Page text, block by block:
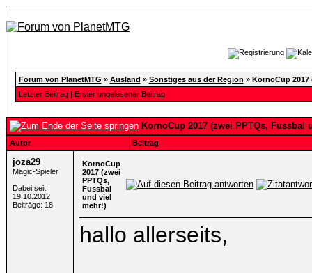
Forum von PlanetMTG » Ausland » Sonstiges aus der Region » KornoCup 2017
Letzter Beitrag| Erster ungelesener Beitrag
KornoCup 2017 (zwei PPTQs, Fussbal
Autor Beitrag
joza29
Magic-Spieler
Dabei seit:
19.10.2012
Beiträge: 18
KornoCup
2017 (zwei
PPTQs,
Fussbal
und viel
mehr!)
hallo allerseits,